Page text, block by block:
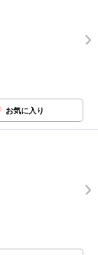
お気に入り